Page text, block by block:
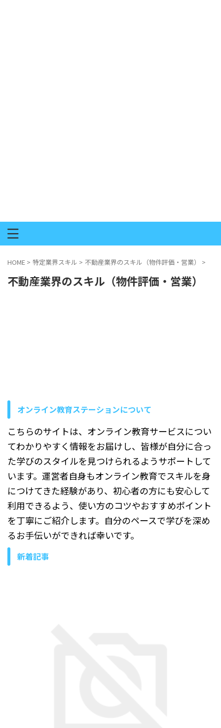
HOME > 特定業界スキル > 不動産業界のスキル（物件評価・営業） >
不動産業界のスキル（物件評価・営業）
オンライン教育ステーションについて
こちらのサイトは、オンライン教育サービスについ
てわかりやすく情報をお届けし、皆様が自分に合っ
た学びのスタイルを見つけられるようサポートして
います。運営者自身もオンライン教育でスキルを身
につけてきた経験があり、初心者の方にも安心して
利用できるよう、使い方のコツやおすすめポイント
を丁寧にご紹介します。自分のペースで学びを深め
るお手伝いができれば幸いです。
新着記事